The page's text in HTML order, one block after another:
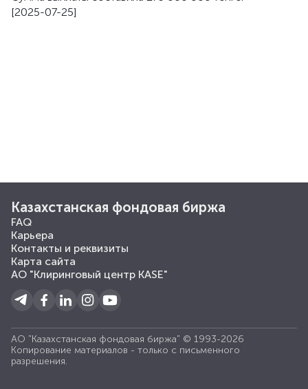
[2025-07-25]
Казахстанская фондовая биржа
FAQ
Карьера
Контакты и реквизиты
Карта сайта
АО "Клиринговый центр KASE"
АО "Казахстанская фондовая биржа" © 1993-2026
Копирование материалов - только с письменного
разрешения.